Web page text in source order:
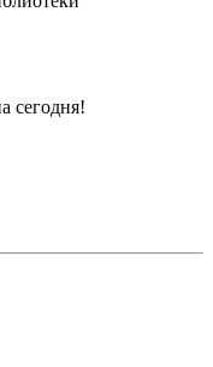
сегодня!